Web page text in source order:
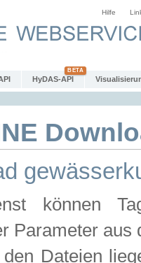
Hilfe
HyDAS-API
können
Parameter aus
Dateien